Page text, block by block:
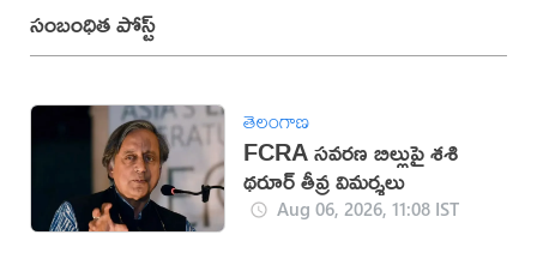
సంబంధిత పోస్ట్
తెలంగాణ
FCRA సవరణ బిల్లుపై శశి
థరూర్ తీవ్ర విమర్శలు
Aug 06, 2026, 11:08 IST